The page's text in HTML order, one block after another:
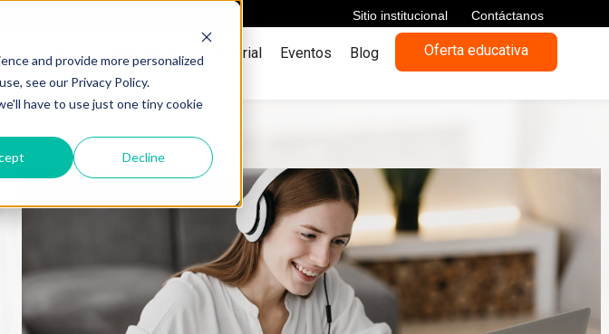
and provide more personalized
see our Privacy Policy.
have to use just one tiny cookie
Decline
Sitio institucional Contáctanos
Inicio Capacitación empresarial Eventos Blog Oferta educativa